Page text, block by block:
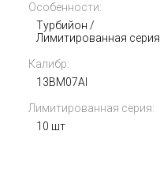
Особенности:
Турбийон /
Лимитированная серия
Калибр:
13BM07AI
Лимитированная серия:
10 шт